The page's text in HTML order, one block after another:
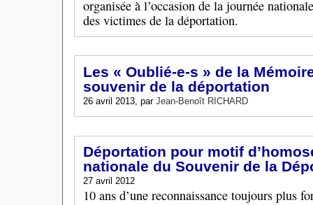
organisée à l’occasion de la journée
des victimes de la déportation.
Les « Oublié-e-s » de la
souvenir de la déportation
26 avril 2013, par Jean-Benoît RICHARD
Déportation pour motif
nationale du Souvenir de la
27 avril 2012
10 ans d’une reconnaissance toujours plus